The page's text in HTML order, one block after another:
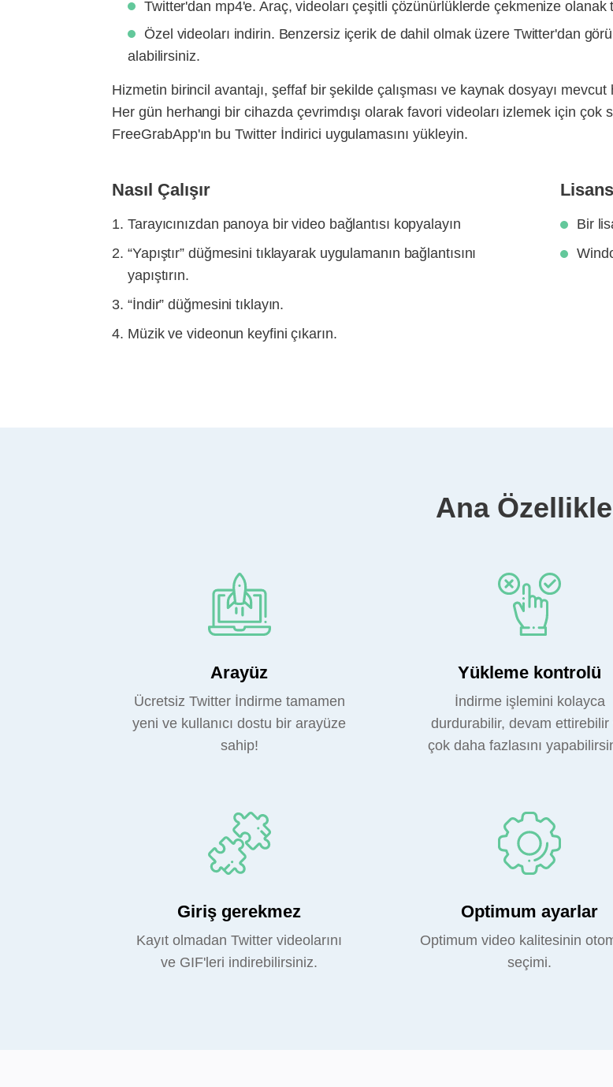
Twitter'dan mp4'e. Araç, videoları çeşitli çözünürlüklerde çekmenize olanak
Özel videoları indirin. Benzersiz içerik de dahil olmak üzere Twitter'dan
alabilirsiniz.
Hizmetin birincil avantajı, şeffaf bir şekilde çalışması ve kaynak dosyayı
Her gün herhangi bir cihazda çevrimdışı olarak favori videoları izlemek için çok
FreeGrabApp'ın bu Twitter İndirici uygulamasını yükleyin.
Nasıl Çalışır
Tarayıcınızdan panoya bir video bağlantısı kopyalayın
“Yapıştır” düğmesini tıklayarak uygulamanın bağlantısını
yapıştırın.
“İndir” düğmesini tıklayın.
Müzik ve videonun keyfini çıkarın.
Lisans
Bir
Ana
Arayüz
Ücretsiz Twitter İndirme tamamen
yeni ve kullanıcı dostu bir arayüze
sahip!
Yükleme kontrolü
İndirme işlemini kolayca
durdurabilir, devam ettirebilir
çok daha fazlasını
Giriş gerekmez
Kayıt olmadan Twitter videolarını
ve GIF'leri indirebilirsiniz.
Optimum ayarlar
Optimum video kalitesinin
seçimi.